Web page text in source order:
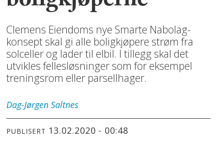
Clemens Eiendoms nye Smarte Nabolag-
konsept skal gi alle boligkjøpere strøm fra
solceller og lader til elbil. I tillegg skal det
utvikles fellesløsninger som for eksempel
treningsrom eller parsellhager.
Dag-Jørgen Saltnes
PUBLISERT 13.02.2020 - 00:48